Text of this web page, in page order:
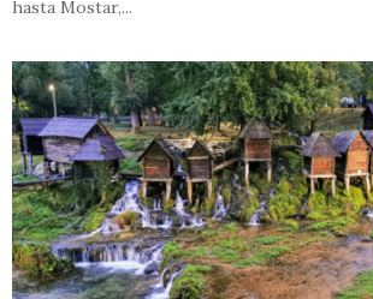
hasta Mostar,...